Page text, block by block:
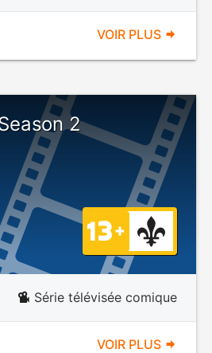
VOIR PLUS
2
Série télévisée comique
VOIR PLUS